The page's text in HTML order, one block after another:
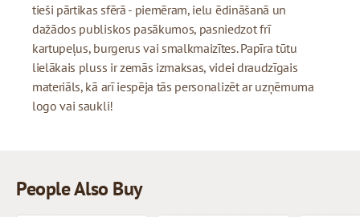
tieši pārtikas sfērā - piemēram, ielu ēdināšanā un
dažādos publiskos pasākumos, pasniedzot frī
kartupeļus, burgerus vai smalkmaizītes. Papīra tūtu
lielākais pluss ir zemās izmaksas, videi draudzīgais
materiāls, kā arī iespēja tās personalizēt ar uzņēmuma
logo vai saukli!
People Also Buy